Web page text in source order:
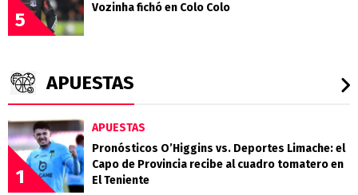
5
Vozinha fichó en Colo Colo
APUESTAS
1
APUESTAS
Pronósticos O’Higgins vs. Deportes Limache: el
Capo de Provincia recibe al cuadro tomatero en
El Teniente